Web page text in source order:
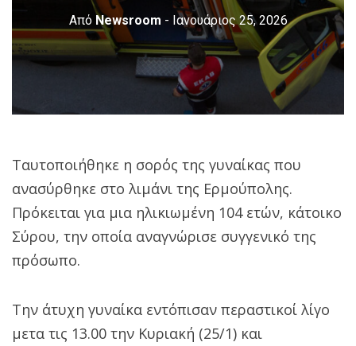
ΑπόNewsroom - Ιανουάριος 25, 2026
Ταυτοποιήθηκε η σορός της γυναίκας που
ανασύρθηκε στο λιμάνι της Ερμούπολης.
Πρόκειται για μια ηλικιωμένη 104 ετών, κάτοικο
Σύρου, την οποία αναγνώρισε συγγενικό της
πρόσωπο.
Την άτυχη γυναίκα εντόπισαν περαστικοί λίγο
μετα τις 13.00 την Κυριακή (25/1) και